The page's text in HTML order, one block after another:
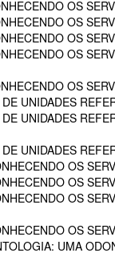
OS
OS
OS
OS
OS
UNIDADES
UNIDADES
UNIDADES
OS
OS
OS
OS
UMA